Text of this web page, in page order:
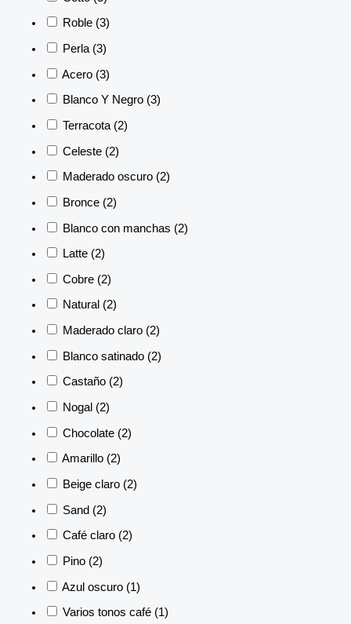
Roble (3)
Perla (3)
Acero (3)
Blanco Y Negro (3)
Terracota (2)
Celeste (2)
Maderado oscuro (2)
Bronce (2)
Blanco con manchas (2)
Latte (2)
Cobre (2)
Natural (2)
Maderado claro (2)
Blanco satinado (2)
Castaño (2)
Nogal (2)
Chocolate (2)
Amarillo (2)
Beige claro (2)
Sand (2)
Café claro (2)
Pino (2)
Azul oscuro (1)
Varios tonos café (1)